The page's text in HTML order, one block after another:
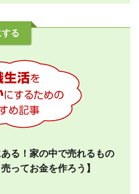
る
る！家の中で売れるもの
売ってお金を作ろう】